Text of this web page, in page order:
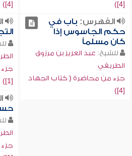
[4])
[4])
الفهرس: باب في
حكم الجاسوس إذا
كان مسلماً
للشيخ: عبد العزيز بن مرزوق
الطريفي
جزء من محاضرة ( كتاب الجهاد
[4])
[1])